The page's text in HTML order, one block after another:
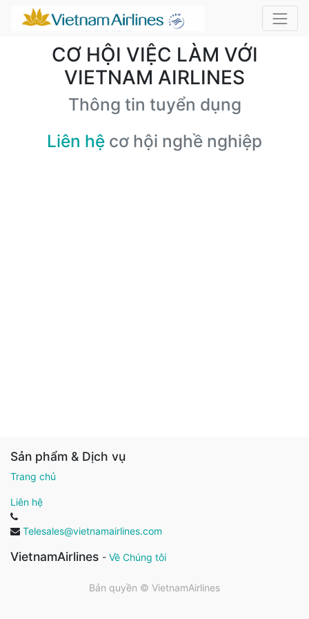
CƠ HỘI VIỆC LÀM VỚI
VIETNAM AIRLINES
Thông tin tuyển dụng
Liên hệ cơ hội nghề nghiệp
Sản phẩm & Dịch vụ
Trang chủ
Liên hệ
Telesales@vietnamairlines.com
VietnamAirlines - Về Chúng tôi
Bản quyền © VietnamAirlines